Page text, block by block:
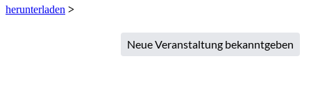
herunterladen >